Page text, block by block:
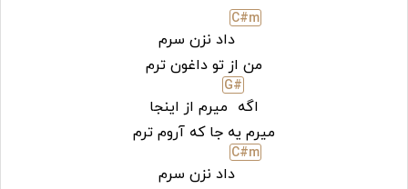
C#m
داد نزن سرم
من از تو داغون ترم
اگه
G#
میرم از اینجا
میرم یه جا که آروم ترم
C#m
داد نزن سرم